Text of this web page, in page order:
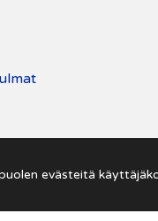
evästeitä